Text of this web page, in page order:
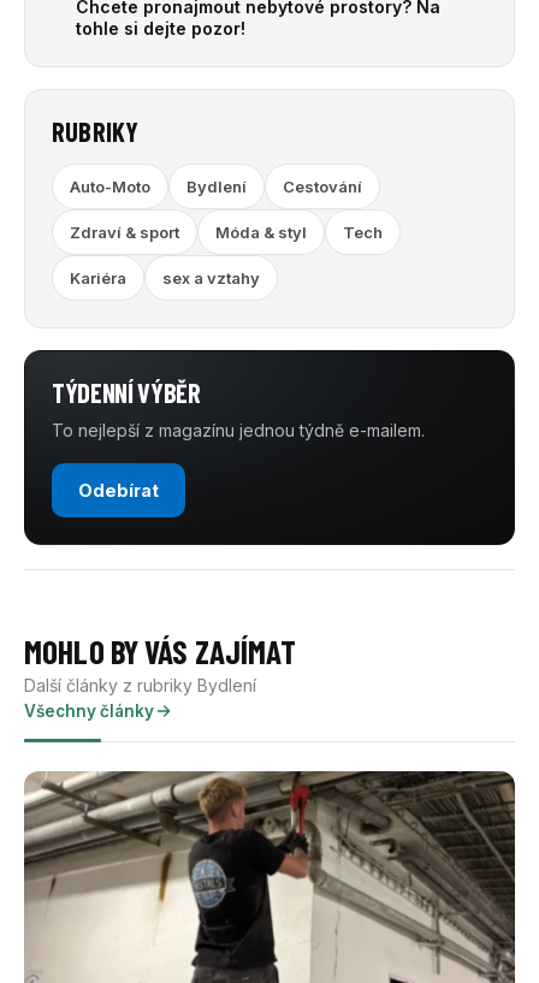
Chcete pronajmout nebytové prostory? Na
tohle si dejte pozor!
RUBRIKY
Auto-Moto Bydlení Cestování
Zdraví & sport Móda & styl Tech
Kariéra sex a vztahy
TÝDENNÍ VÝBĚR
To nejlepší z magazínu jednou týdně e-mailem.
Odebírat
MOHLO BY VÁS ZAJÍMAT
Další články z rubriky Bydlení
Všechny články